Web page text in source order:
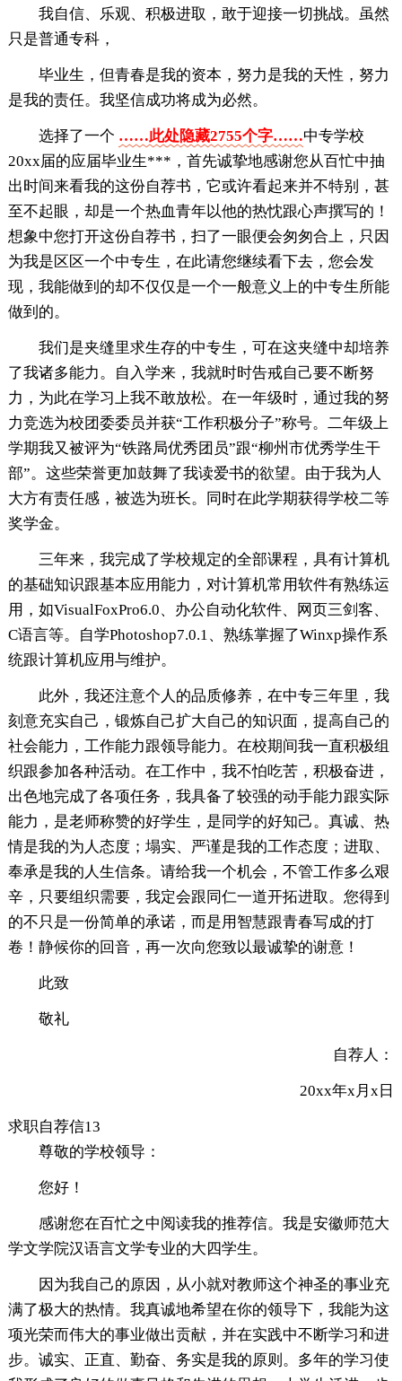
我自信、乐观、积极进取，敢于迎接一切挑战。虽然
只是普通专科，
毕业生，但青春是我的资本，努力是我的天性，努力
是我的责任。我坚信成功将成为必然。
选择了一个 ……此处隐藏2755个字……中专学校
20xx届的应届毕业生***，首先诚挚地感谢您从百忙中抽
出时间来看我的这份自荐书，它或许看起来并不特别，甚
至不起眼，却是一个热血青年以他的热忱跟心声撰写的！
想象中您打开这份自荐书，扫了一眼便会匆匆合上，只因
为我是区区一个中专生，在此请您继续看下去，您会发
现，我能做到的却不仅仅是一个一般意义上的中专生所能
做到的。
我们是夹缝里求生存的中专生，可在这夹缝中却培养
了我诸多能力。自入学来，我就时时告戒自己要不断努
力，为此在学习上我不敢放松。在一年级时，通过我的努
力竞选为校团委委员并获“工作积极分子”称号。二年级上
学期我又被评为“铁路局优秀团员”跟“柳州市优秀学生干
部”。这些荣誉更加鼓舞了我读爱书的欲望。由于我为人
大方有责任感，被选为班长。同时在此学期获得学校二等
奖学金。
三年来，我完成了学校规定的全部课程，具有计算机
的基础知识跟基本应用能力，对计算机常用软件有熟练运
用，如VisualFoxPro6.0、办公自动化软件、网页三剑客、
C语言等。自学Photoshop7.0.1、熟练掌握了Winxp操作系
统跟计算机应用与维护。
此外，我还注意个人的品质修养，在中专三年里，我
刻意充实自己，锻炼自己扩大自己的知识面，提高自己的
社会能力，工作能力跟领导能力。在校期间我一直积极组
织跟参加各种活动。在工作中，我不怕吃苦，积极奋进，
出色地完成了各项任务，我具备了较强的动手能力跟实际
能力，是老师称赞的好学生，是同学的好知己。真诚、热
情是我的为人态度；塌实、严谨是我的工作态度；进取、
奉承是我的人生信条。请给我一个机会，不管工作多么艰
辛，只要组织需要，我定会跟同仁一道开拓进取。您得到
的不只是一份简单的承诺，而是用智慧跟青春写成的打
卷！静候你的回音，再一次向您致以最诚挚的谢意！
此致
敬礼
自荐人：
20xx年x月x日
求职自荐信13
尊敬的学校领导：
您好！
感谢您在百忙之中阅读我的推荐信。我是安徽师范大
学文学院汉语言文学专业的大四学生。
因为我自己的原因，从小就对教师这个神圣的事业充
满了极大的热情。我真诚地希望在你的领导下，我能为这
项光荣而伟大的事业做出贡献，并在实践中不断学习和进
步。诚实、正直、勤奋、务实是我的原则。多年的学习使